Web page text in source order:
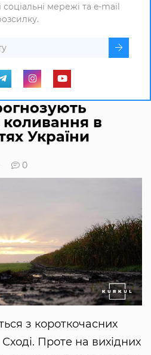
мережі та e-mail
коливання в
України
0
з короткочасних
Проте на вихідних